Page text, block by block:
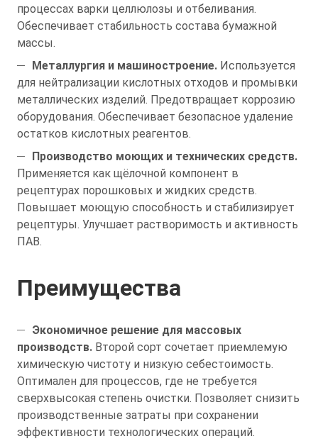
процессах варки целлюлозы и отбеливания.
Обеспечивает стабильность состава бумажной
массы.
Металлургия и машиностроение. Используется
для нейтрализации кислотных отходов и промывки
металлических изделий. Предотвращает коррозию
оборудования. Обеспечивает безопасное удаление
остатков кислотных реагентов.
Производство моющих и технических средств.
Применяется как щёлочной компонент в
рецептурах порошковых и жидких средств.
Повышает моющую способность и стабилизирует
рецептуры. Улучшает растворимость и активность
ПАВ.
Преимущества
Экономичное решение для массовых
производств. Второй сорт сочетает приемлемую
химическую чистоту и низкую себестоимость.
Оптимален для процессов, где не требуется
сверхвысокая степень очистки. Позволяет снизить
производственные затраты при сохранении
эффективности технологических операций.